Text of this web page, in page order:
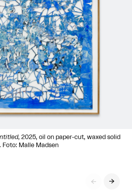
, 2025, oil on paper-cut, waxed solid
Foto: Malle Madsen
 